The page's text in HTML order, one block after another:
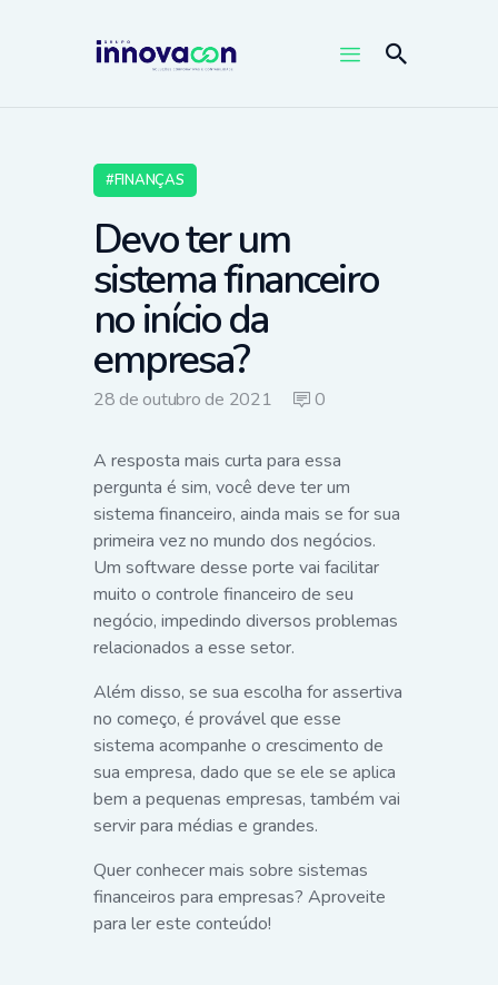
FINANÇAS
Devo ter um
sistema financeiro
no início da
empresa?
28 de outubro de 2021 0
A resposta mais curta para essa
pergunta é sim, você deve ter um
sistema financeiro, ainda mais se for sua
primeira vez no mundo dos negócios.
Um software desse porte vai facilitar
muito o controle financeiro de seu
negócio, impedindo diversos problemas
relacionados a esse setor.
Além disso, se sua escolha for assertiva
no começo, é provável que esse
sistema acompanhe o crescimento de
sua empresa, dado que se ele se aplica
bem a pequenas empresas, também vai
servir para médias e grandes.
Quer conhecer mais sobre sistemas
financeiros para empresas? Aproveite
para ler este conteúdo!